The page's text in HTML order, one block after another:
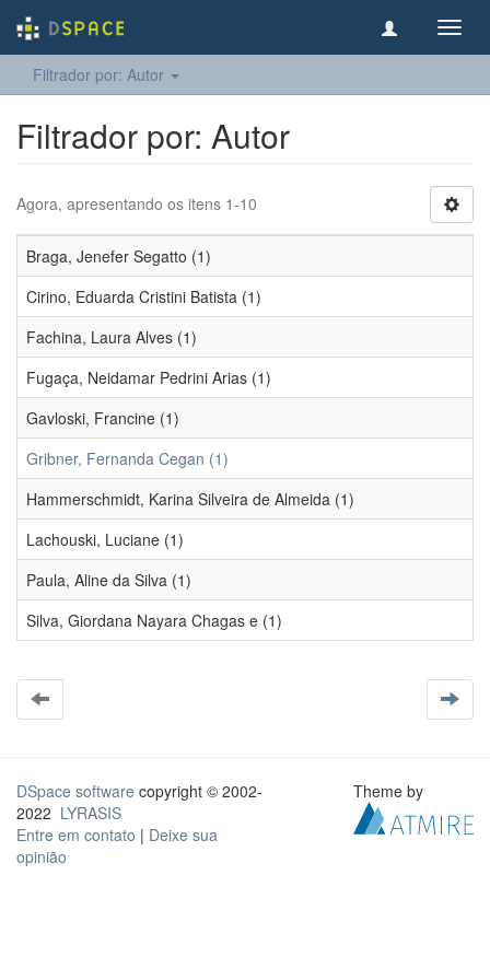
Filtrador por: Autor
Filtrador por: Autor
Agora, apresentando os itens 1-10
Braga, Jenefer Segatto (1)
Cirino, Eduarda Cristini Batista (1)
Fachina, Laura Alves (1)
Fugaça, Neidamar Pedrini Arias (1)
Gavloski, Francine (1)
Gribner, Fernanda Cegan (1)
Hammerschmidt, Karina Silveira de Almeida (1)
Lachouski, Luciane (1)
Paula, Aline da Silva (1)
Silva, Giordana Nayara Chagas e (1)
DSpace software copyright © 2002-
2022 LYRASIS
Entre em contato | Deixe sua
opinião
Theme by